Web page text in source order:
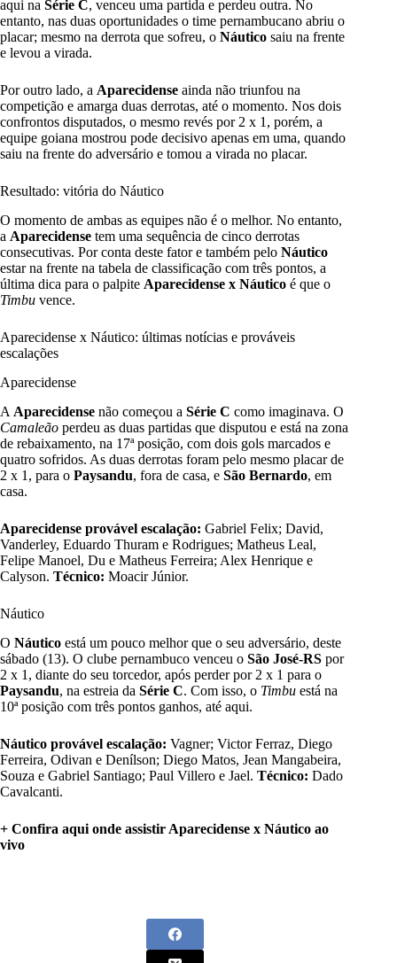
aqui na Série C, venceu uma partida e perdeu outra. No
entanto, nas duas oportunidades o time pernambucano abriu o
placar; mesmo na derrota que sofreu, o Náutico saiu na frente
e levou a virada.
Por outro lado, a Aparecidense ainda não triunfou na
competição e amarga duas derrotas, até o momento. Nos dois
confrontos disputados, o mesmo revés por 2 x 1, porém, a
equipe goiana mostrou pode decisivo apenas em uma, quando
saiu na frente do adversário e tomou a virada no placar.
Resultado: vitória do Náutico
O momento de ambas as equipes não é o melhor. No entanto,
a Aparecidense tem uma sequência de cinco derrotas
consecutivas. Por conta deste fator e também pelo Náutico
estar na frente na tabela de classificação com três pontos, a
última dica para o palpite Aparecidense x Náutico é que o
Timbu vence.
Aparecidense x Náutico: últimas notícias e prováveis
escalações
Aparecidense
A Aparecidense não começou a Série C como imaginava. O
Camaleão perdeu as duas partidas que disputou e está na zona
de rebaixamento, na 17ª posição, com dois gols marcados e
quatro sofridos. As duas derrotas foram pelo mesmo placar de
2 x 1, para o Paysandu, fora de casa, e São Bernardo, em
casa.
Aparecidense provável escalação: Gabriel Felix; David,
Vanderley, Eduardo Thuram e Rodrigues; Matheus Leal,
Felipe Manoel, Du e Matheus Ferreira; Alex Henrique e
Calyson. Técnico: Moacir Júnior.
Náutico
O Náutico está um pouco melhor que o seu adversário, deste
sábado (13). O clube pernambuco venceu o São José-RS por
2 x 1, diante do seu torcedor, após perder por 2 x 1 para o
Paysandu, na estreia da Série C. Com isso, o Timbu está na
10ª posição com três pontos ganhos, até aqui.
Náutico provável escalação: Vagner; Victor Ferraz, Diego
Ferreira, Odivan e Denílson; Diego Matos, Jean Mangabeira,
Souza e Gabriel Santiago; Paul Villero e Jael. Técnico: Dado
Cavalcanti.
+ Confira aqui onde assistir Aparecidense x Náutico ao
vivo